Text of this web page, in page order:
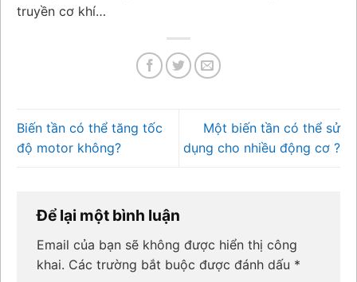
truyền cơ khí…
Biến tần có thể tăng tốc
độ motor không?
Một biến tần có thể sử
dụng cho nhiều động cơ ?
Để lại một bình luận
Email của bạn sẽ không được hiển thị công
khai. Các trường bắt buộc được đánh dấu *